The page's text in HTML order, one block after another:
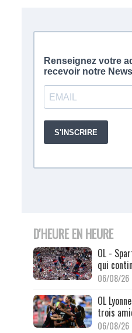
D'HEURE EN HEURE
OL -
qui
06/08/26
OL
trois
06/08/26